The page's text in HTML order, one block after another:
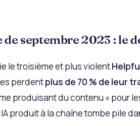
septembre 2023 : le
le troisième et plus violent
perdentplus de 70 % de leur
produisant du contenu « pour
produit à la chaîne tombe pile